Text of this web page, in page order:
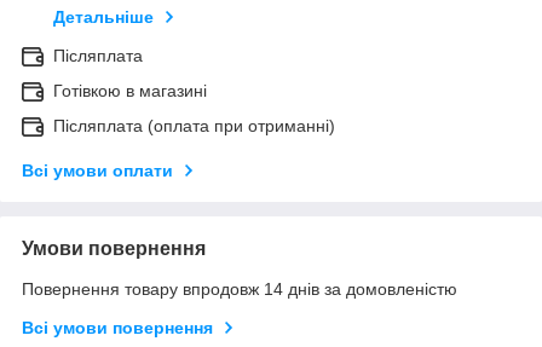
Детальніше
Післяплата
Готівкою в магазині
Післяплата (оплата при отриманні)
Всі умови оплати
Умови повернення
Повернення товару впродовж 14 днів за домовленістю
Всі умови повернення